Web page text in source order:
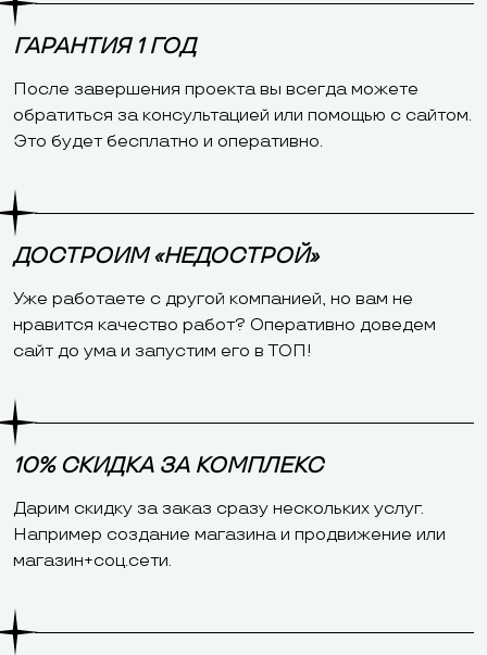
ГАРАНТИЯ 1 ГОД
После завершения проекта вы всегда можете
обратиться за консультацией или помощью с сайтом.
Это будет бесплатно и оперативно.
ДОСТРОИМ «НЕДОСТРОЙ»
Уже работаете с другой компанией, но вам не
нравится качество работ? Оперативно доведем
сайт до ума и запустим его в ТОП!
10% СКИДКА ЗА КОМПЛЕКС
Дарим скидку за заказ сразу нескольких услуг.
Например создание магазина и продвижение или
магазин+соц.сети.